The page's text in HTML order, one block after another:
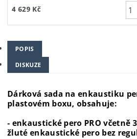
4 629 Kč
POPIS
DISKUZE
Dárková sada na enkaustiku
plastovém boxu, obsahuje:
- enkaustické pero PRO včetně
žluté enkaustické pero bez